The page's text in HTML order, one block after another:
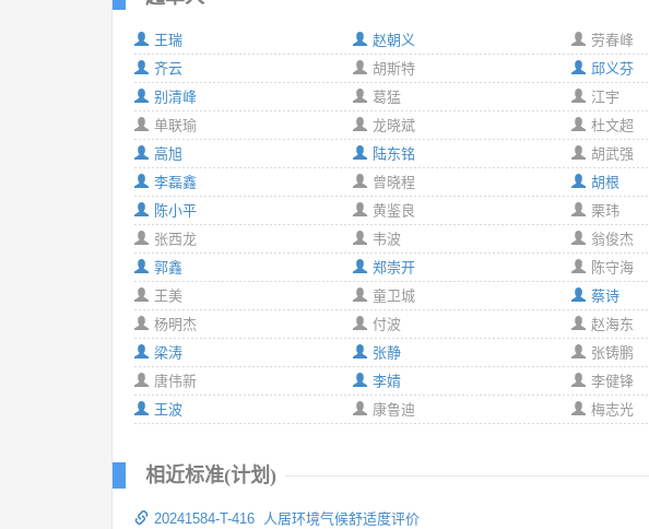
王瑞
赵朝义
齐云
胡斯特
别清峰
葛猛
单联瑜
龙晓斌
高旭
陆东铭
李磊鑫
曾晓程
陈小平
黄鉴良
张西龙
韦波
郭鑫
郑崇开
王美
童卫城
杨明杰
付波
梁涛
张静
唐伟新
李婧
王波
康鲁迪
劳春峰
邱义芬
江宇
杜文超
胡武强
胡根
栗玮
翁俊杰
陈守海
蔡诗
赵海东
张铸鹏
李健锋
梅志光
相近标准(计划)
20241584-T-416 人居环境气候舒适度评价